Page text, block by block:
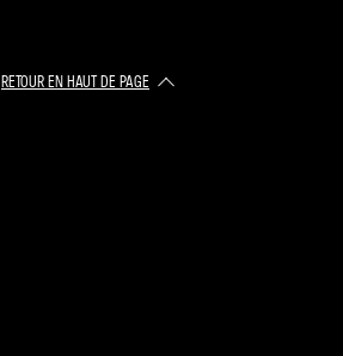
RETOUR EN HAUT DE PAGE​